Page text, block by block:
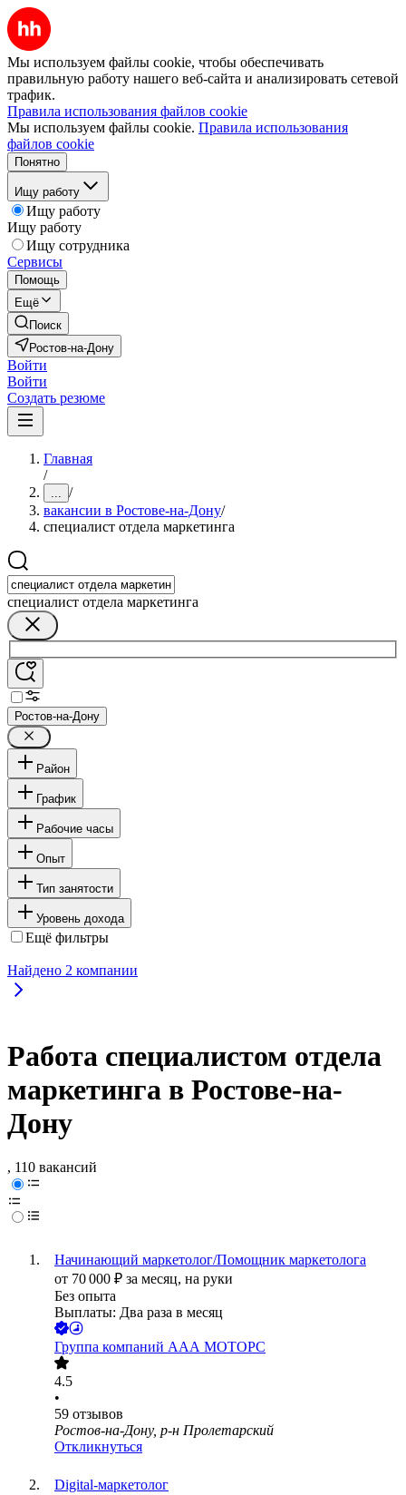
Мы используем файлы cookie, чтобы обеспечивать
правильную работу нашего веб-сайта и анализировать сетевой
трафик.
Правила использования файлов cookie
Мы используем файлы cookie. Правила использования
файлов cookie
Понятно
Ищу работу
Ищу работу
Ищу работу
Ищу сотрудника
Сервисы
Помощь
Ещё
Поиск
Ростов-на-Дону
Войти
Войти
Создать резюме
Главная
/
... /
вакансии в Ростове-на-Дону/
специалист отдела маркетинга
специалист отдела маркетинга
Ростов-на-Дону
Район
График
Рабочие часы
Опыт
Тип занятости
Уровень дохода
Ещё фильтры
Найдено 2 компании
Работа специалистом отдела
маркетинга в Ростове-на-
Дону
, 110 вакансий
Начинающий маркетолог/Помощник маркетолога
от 70 000 ₽ за месяц, на руки
Без опыта
Выплаты: Два раза в месяц
Группа компаний ААА МОТОРС
4.5
•
59 отзывов
Ростов-на-Дону, р-н Пролетарский
Откликнуться
Digital-маркетолог